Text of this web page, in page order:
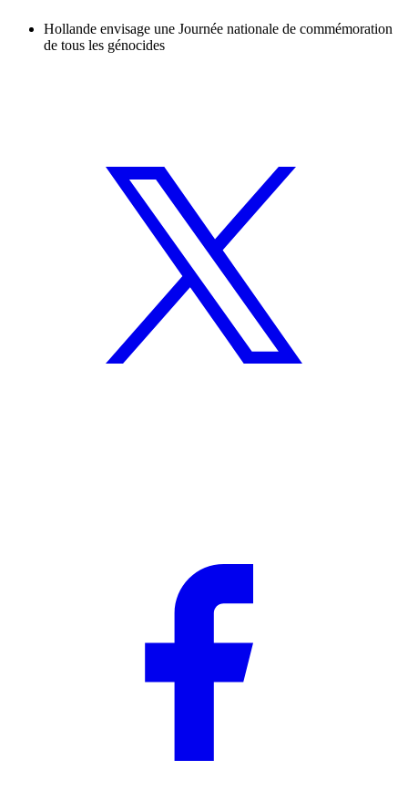
Hollande envisage une Journée nationale de commémoration
de tous les génocides